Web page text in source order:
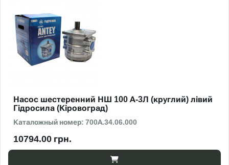
Насос шестеренний НШ 100 А-3Л (круглий) лівий
Гідросила (Кіровоград)
Каталожный номер: 700А.34.06.000
10794.00 грн.